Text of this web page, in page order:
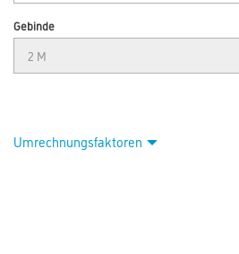
Gebinde
Umrechnungsfaktoren